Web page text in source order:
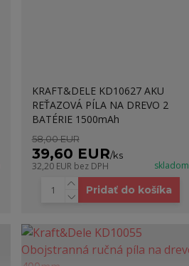
KRAFT&DELE KD10627 AKU
REŤAZOVÁ PÍLA NA DREVO 2
BATÉRIE 1500mAh
58,00 EUR
39,60 EUR/ks
32,20 EUR bez DPH skladom
Pridať do košíka